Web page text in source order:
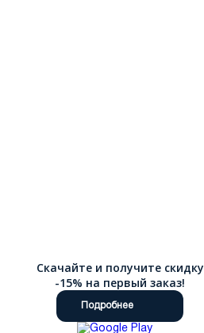
Скачайте и получите скидку
-15% на первый заказ!
Подробнее